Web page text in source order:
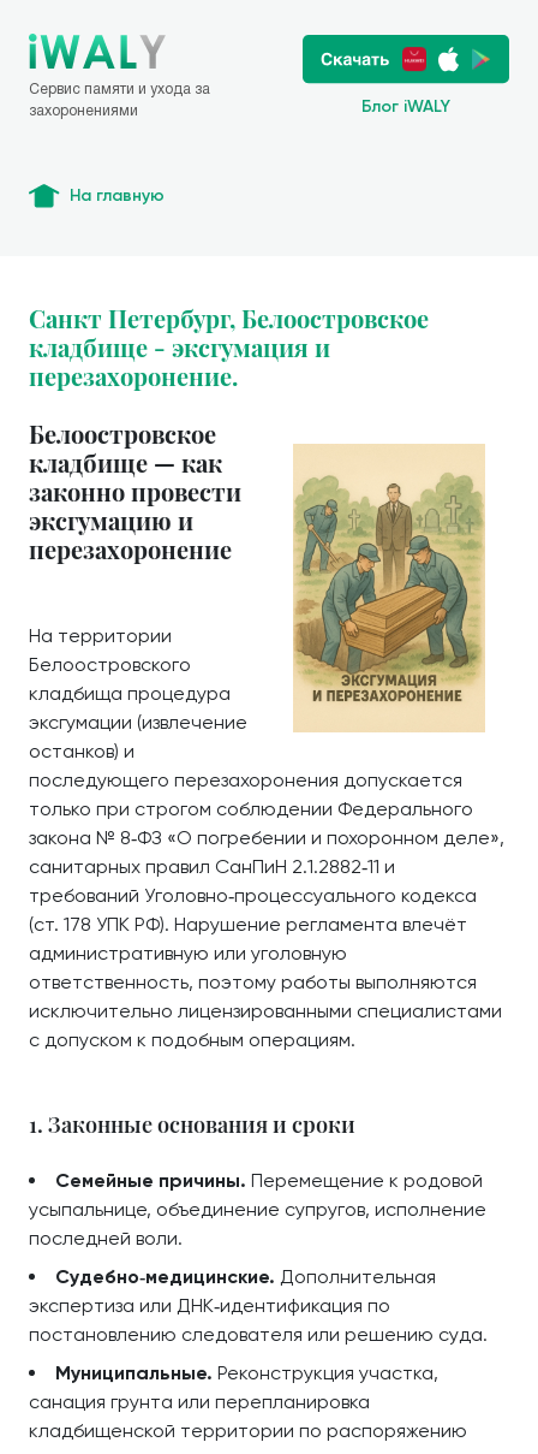
Сервис памяти и ухода за
захоронениями
Блог iWALY
На главную
Санкт Петербург, Белоостровское
кладбище - эксгумация и
перезахоронение.
Белоостровское
кладбище — как
законно провести
эксгумацию и
перезахоронение
На территории
Белоостровского
кладбища процедура
эксгумации (извлечение
останков) и
последующего перезахоронения допускается
только при строгом соблюдении Федерального
закона № 8‑ФЗ «О погребении и похоронном деле»,
санитарных правил СанПиН 2.1.2882‑11 и
требований Уголовно‑процессуального кодекса
(ст. 178 УПК РФ). Нарушение регламента влечёт
административную или уголовную
ответственность, поэтому работы выполняются
исключительно лицензированными специалистами
с допуском к подобным операциям.
1. Законные основания и сроки
Семейные причины. Перемещение к родовой
усыпальнице, объединение супругов, исполнение
последней воли.
Судебно‑медицинские. Дополнительная
экспертиза или ДНК‑идентификация по
постановлению следователя или решению суда.
Муниципальные. Реконструкция участка,
санация грунта или перепланировка
кладбищенской территории по распоряжению